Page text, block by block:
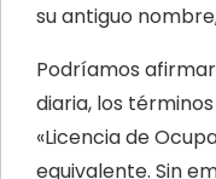
su antiguo
Podríamos
diaria, los
«Licencia de
equivalente. Sin